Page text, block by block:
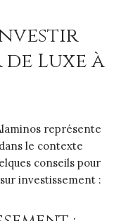
Luxe à
représente
le contexte
conseils pour
investissement :